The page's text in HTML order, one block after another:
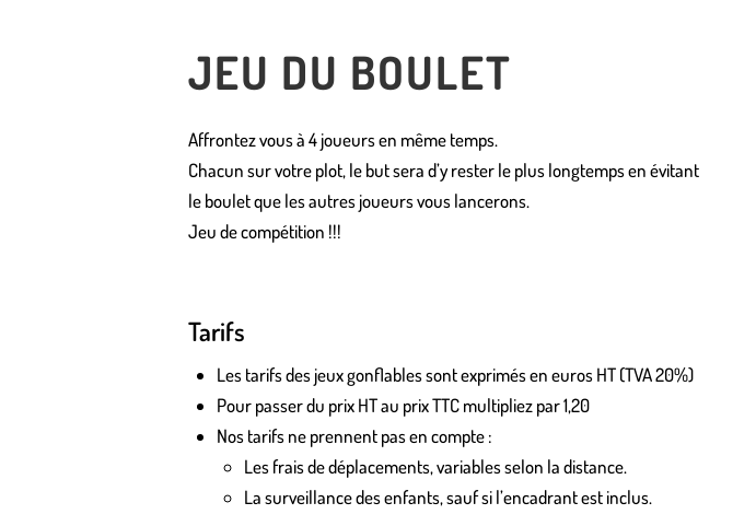
24H)
+ D’INFOS
CONTACT
JEU DU BOULET
Affrontez vous à 4 joueurs en même temps.
Chacun sur votre plot, le but sera d’y rester le plus longtemps en évitant
le boulet que les autres joueurs vous lancerons.
Jeu de compétition !!!
Tarifs
Les tarifs des jeux gonflables sont exprimés en euros HT (TVA 20%)
Pour passer du prix HT au prix TTC multipliez par 1,20
Nos tarifs ne prennent pas en compte :
Les frais de déplacements, variables selon la distance.
La surveillance des enfants, sauf si l’encadrant est inclus.